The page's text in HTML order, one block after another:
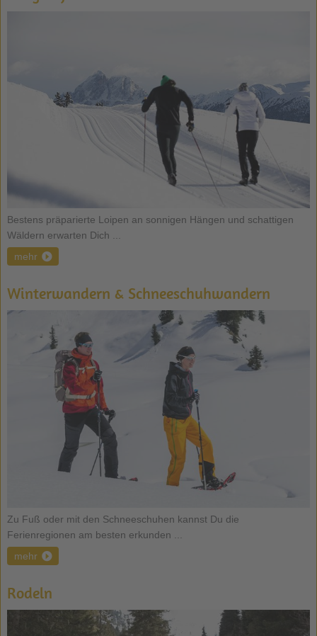
Bestens präparierte Loipen an sonnigen Hängen und schattigen
Wäldern erwarten Dich ...
mehr
Winterwandern & Schneeschuhwandern
Zu Fuß oder mit den Schneeschuhen kannst Du die
Ferienregionen am besten erkunden ...
mehr
Rodeln